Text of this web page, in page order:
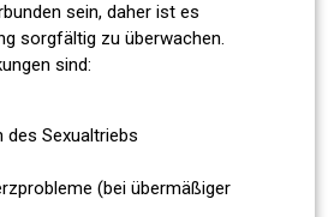
sein, daher ist es
sorgfältig zu überwachen.
sind:
des Sexualtriebs
(bei übermäßiger